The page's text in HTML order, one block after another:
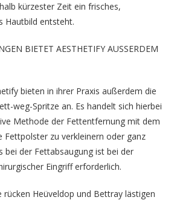
kürzester Zeit ein frisches,
Hautbild entsteht.
BIETET AESTHETIFY AUSSERDEM
bieten in ihrer Praxis außerdem die
weg-Spritze an. Es handelt sich hierbei
Methode der Fettentfernung mit dem
Fettpolster zu verkleinern oder ganz
bei der Fettabsaugung ist bei der
Eingriff erforderlich.
rücken Heüveldop und Bettray lästigen